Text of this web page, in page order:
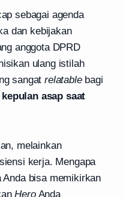
sebagai agenda
dan kebijakan
anggota DPRD
ulang istilah
sangatrelatablebagi
asap saat
melainkan
kerja. Mengapa
bisa memikirkan
HeroAnda